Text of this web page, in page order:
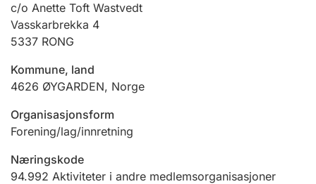
Offentlig sektor
Andre tema
c/o Anette Toft Wastvedt
Vasskarbrekka 4
5337 RONG
Kommune, land
4626 ØYGARDEN, Norge
Organisasjonsform
Forening/lag/innretning
Næringskode
94.992 Aktiviteter i andre medlemsorganisasjoner